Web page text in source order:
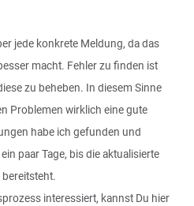
jede konkrete Meldung, da das
macht. Fehler zu finden ist
zu beheben. In diesem Sinne
Problemen wirklich eine gute
habe ich gefunden und
paar Tage, bis die aktualisierte
interessiert, kannst Du hier